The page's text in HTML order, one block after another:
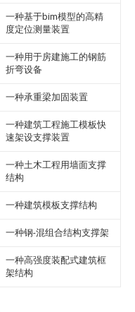
一种基于bim模型的高精
度定位测量装置
一种用于房建施工的钢筋
折弯设备
一种承重梁加固装置
一种建筑工程施工模板快
速架设支撑装置
一种土木工程用墙面支撑
结构
一种建筑模板支撑结构
一种钢-混组合结构支撑架
一种高强度装配式建筑框
架结构